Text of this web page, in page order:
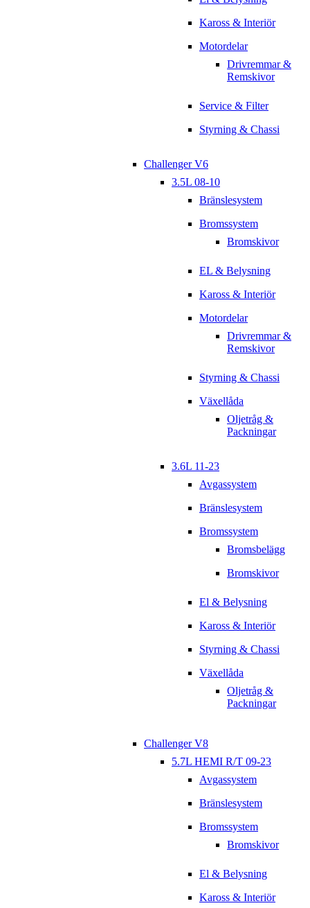
Kaross & Interiör
Motordelar
Drivremmar &
Remskivor
Service & Filter
Styrning & Chassi
Challenger V6
3.5L 08-10
Bränslesystem
Bromssystem
Bromskivor
EL & Belysning
Kaross & Interiör
Motordelar
Drivremmar &
Remskivor
Styrning & Chassi
Växellåda
Oljetråg &
Packningar
3.6L 11-23
Avgassystem
Bränslesystem
Bromssystem
Bromsbelägg
Bromskivor
El & Belysning
Kaross & Interiör
Styrning & Chassi
Växellåda
Oljetråg &
Packningar
Challenger V8
5.7L HEMI R/T 09-23
Avgassystem
Bränslesystem
Bromssystem
Bromskivor
El & Belysning
Kaross & Interiör